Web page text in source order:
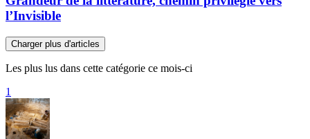
l’Invisible
Charger plus d'articles
Les plus lus dans cette catégorie ce mois-ci
1